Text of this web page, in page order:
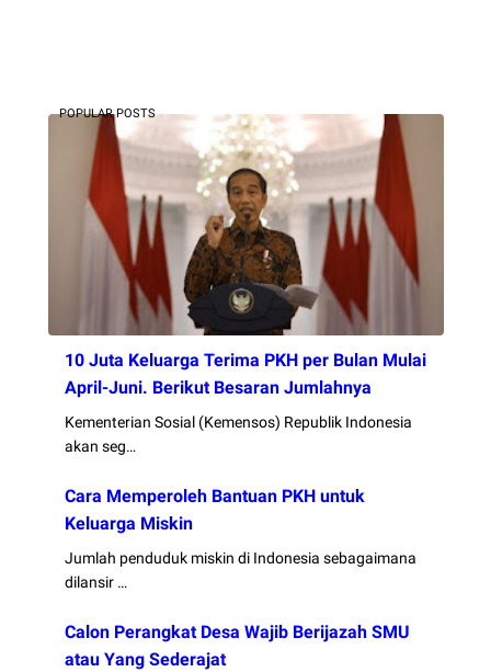
POPULAR POSTS
10 Juta Keluarga Terima PKH per Bulan Mulai
April-Juni. Berikut Besaran Jumlahnya
Kementerian Sosial (Kemensos) Republik Indonesia
akan seg…
Cara Memperoleh Bantuan PKH untuk
Keluarga Miskin
Jumlah penduduk miskin di Indonesia sebagaimana
dilansir …
Calon Perangkat Desa Wajib Berijazah SMU
atau Yang Sederajat